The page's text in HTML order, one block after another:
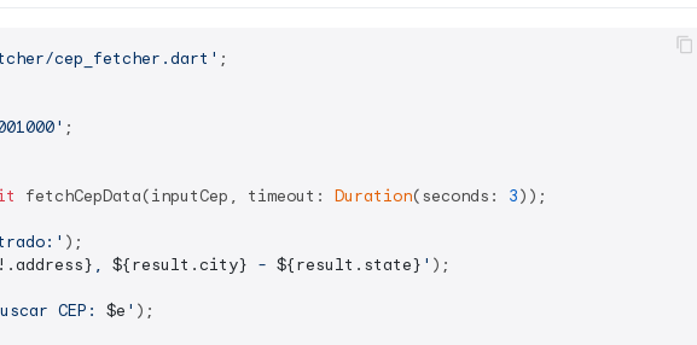
cep_fetcher.dart' ;
;
fetchCepData(inputCep, timeout: Duration(seconds: 3));
);
, ${result.city} - ${result.state} ' );
CEP: $e ' );